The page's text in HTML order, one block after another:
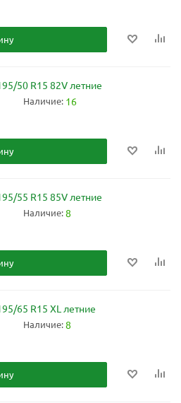
50 R15 82V летние
Наличие: 16
55 R15 85V летние
Наличие:8
65 R15 XL летние
Наличие:8